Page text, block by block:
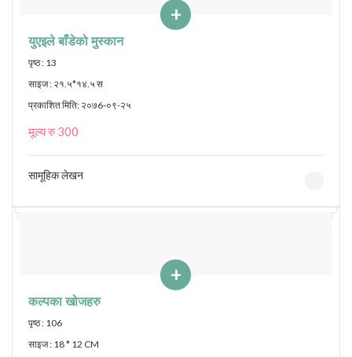
+
युएइले बाँडेको मुस्कान
पृष्ठ : 13
साइज : २१.५*१४.५ स
प्रकाशित मिति: २०७6-०९-२५
मूल्य रु 300
सामूहिक लेखन
+
कल्पका खोजहरु
पृष्ठ : 106
साइज : 18 * 12 CM